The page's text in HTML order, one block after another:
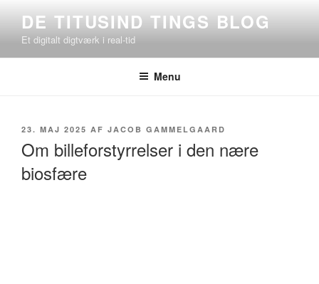
indhold
DE TITUSIND TINGS BLOG
Et digitalt digtværk i real-tid
Menu
UDGIVET
23. MAJ 2025 AF JACOB GAMMELGAARD
Om billeforstyrrelser i den nære
biosfære